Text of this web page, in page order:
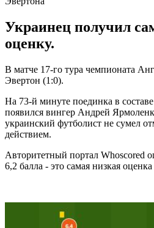
Украинец получил
оценку.
В матче 17-го тура чемпионата
Эвертон (1:0).
На 73-й минуте поединка в
появился вингер Андрей
украинский футболист не сумел
действием.
Авторитетный портал Whoscored
6,2 балла - это самая низкая